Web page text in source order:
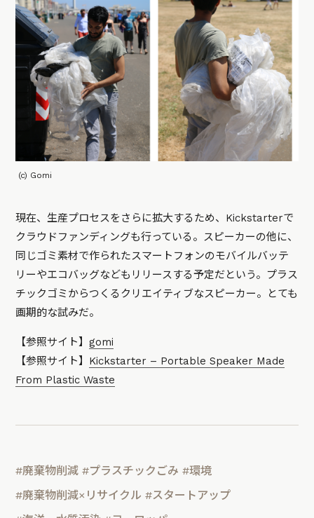
(c) Gomi
現在、生産プロセスをさらに拡大するため、Kickstarterで
クラウドファンディングも行っている。スピーカーの他に、
同じゴミ素材で作られたスマートフォンのモバイルバッテ
リーやエコバッグなどもリリースする予定だという。プラス
チックゴミからつくるクリエイティブなスピーカー。とても
画期的な試みだ。
【参照サイト】gomi
【参照サイト】 Kickstarter – Portable Speaker Made
From Plastic Waste
#廃棄物削減 #プラスチックごみ #環境
#廃棄物削減×リサイクル #スタートアップ